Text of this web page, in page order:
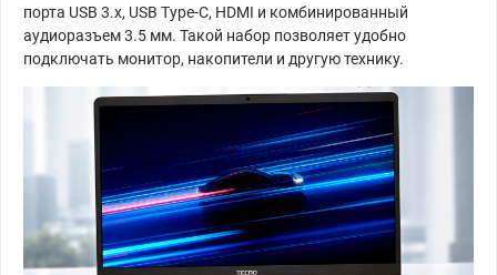
порта USB 3.x, USB Type-C, HDMI и комбинированный
аудиоразъем 3.5 мм. Такой набор позволяет удобно
подключать монитор, накопители и другую технику.